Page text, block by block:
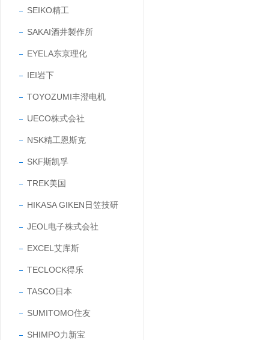
SEIKO精工
SAKAI酒井製作所
EYELA东京理化
IEI岩下
TOYOZUMI丰澄电机
UECO株式会社
NSK精工恩斯克
SKF斯凯孚
TREK美国
HIKASA GIKEN日笠技研
JEOL电子株式会社
EXCEL艾库斯
TECLOCK得乐
TASCO日本
SUMITOMO住友
SHIMPO力新宝